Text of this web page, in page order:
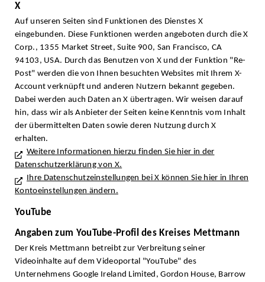
X
Auf unseren Seiten sind Funktionen des Dienstes X
eingebunden. Diese Funktionen werden angeboten durch die X
Corp., 1355 Market Street, Suite 900, San Francisco, CA
94103, USA. Durch das Benutzen von X und der Funktion "Re-
Post" werden die von Ihnen besuchten Websites mit Ihrem X-
Account verknüpft und anderen Nutzern bekannt gegeben.
Dabei werden auch Daten an X übertragen. Wir weisen darauf
hin, dass wir als Anbieter der Seiten keine Kenntnis vom Inhalt
der übermittelten Daten sowie deren Nutzung durch X
erhalten.
Weitere Informationen hierzu finden Sie hier in der
Datenschutzerklärung von X.
Ihre Datenschutzeinstellungen bei X können Sie hier in Ihren
Kontoeinstellungen ändern.
YouTube
Angaben zum YouTube-Profil des Kreises Mettmann
Der Kreis Mettmann betreibt zur Verbreitung seiner
Videoinhalte auf dem Videoportal "YouTube" des
Unternehmens Google Ireland Limited, Gordon House, Barrow